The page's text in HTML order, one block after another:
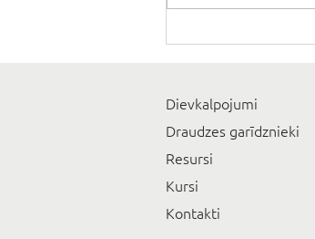
Dievkalpojumi
Draudzes garīdznieki
Resursi
Kursi
Kontakti